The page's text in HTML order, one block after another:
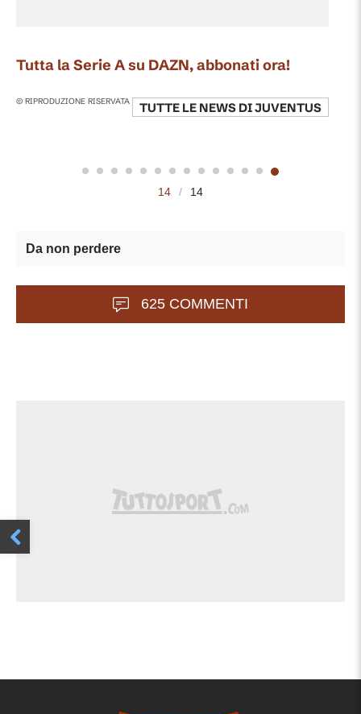
Tutta la Serie A su DAZN, abbonati ora!
© RIPRODUZIONE RISERVATA TUTTE LE NEWS DIJUVENTUS
14 / 14
Da non perdere
625 COMMENTI